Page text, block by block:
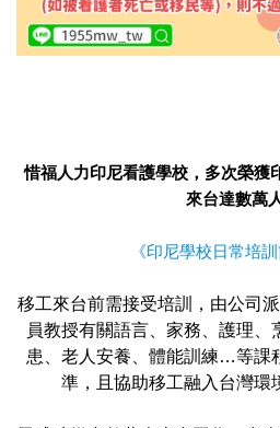
惜福人力印尼看護學校，多次榮獲
來台達數萬
《印尼學校日常培訓
移工來台前需接受培訓，由公司
員教授有關語言、家務、護理、
患、老人安養、體能訓練…等課
準，且協助移工融入台灣環